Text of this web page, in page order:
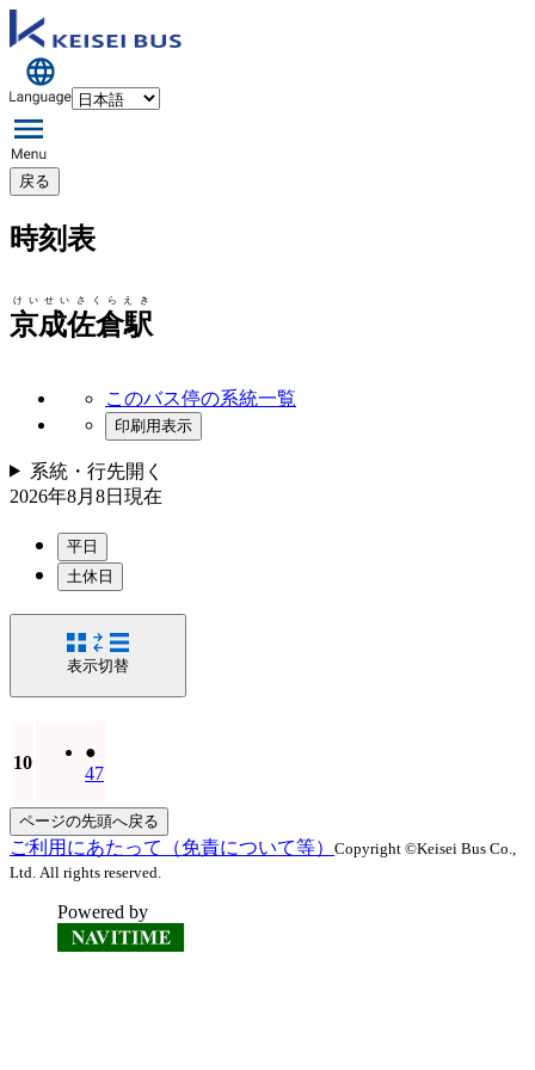
戻る
時刻表
京成佐倉駅
けいせいさくらえき
このバス停の系統一覧
印刷用表示
系統・行先開く
2026年8月8日 現在
平日
土休日
表示切替
10
●
47
ページの先頭へ戻る
ご利用にあたって（免責について等） Copyright ©Keisei Bus Co.,
Ltd. All rights reserved.
Powered by